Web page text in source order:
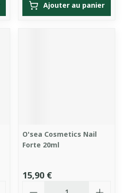
Ajouter au panier
O'sea Cosmetics Nail
Forte 20ml
15,90 €